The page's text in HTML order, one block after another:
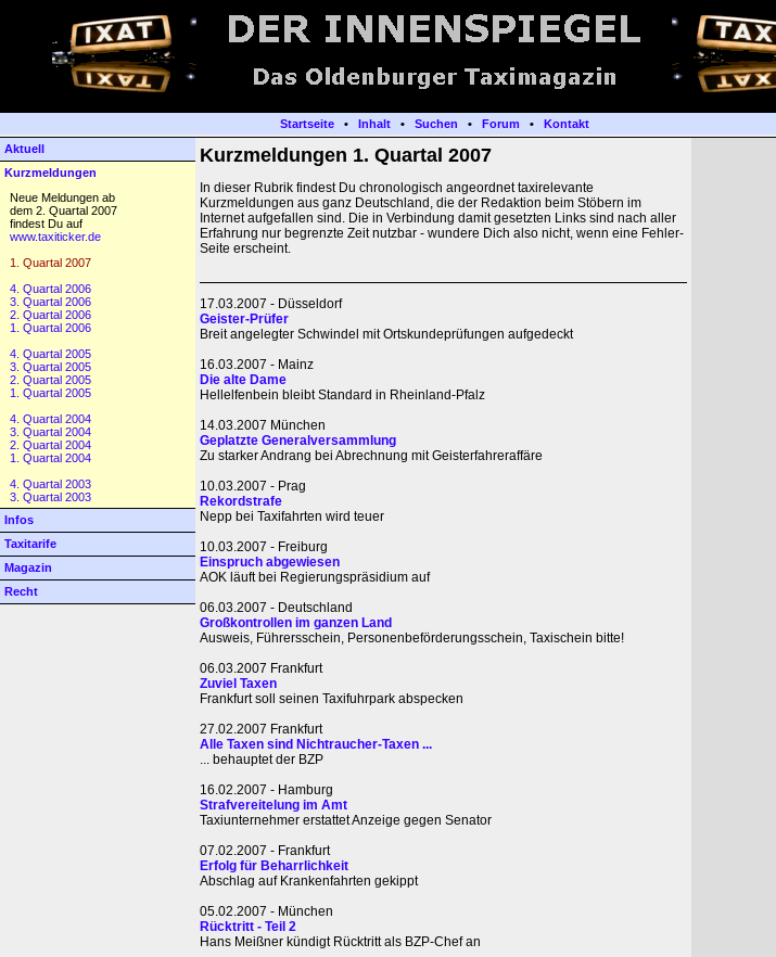
Startseite• Inhalt• Suchen • Forum •
Kontakt
Aktuell
Kurzmeldungen
Neue Meldungen ab
dem 2. Quartal 2007
findest Du auf
www.taxiticker.de
1. Quartal 2007
4. Quartal 2006
3. Quartal 2006
2. Quartal 2006
1. Quartal 2006
4. Quartal 2005
3. Quartal 2005
2. Quartal 2005
1. Quartal 2005
4. Quartal 2004
3. Quartal 2004
2. Quartal 2004
1. Quartal 2004
4. Quartal 2003
3. Quartal 2003
Infos
Taxitarife
Magazin
Recht
Kurzmeldungen 1. Quartal 2007
In dieser Rubrik findest Du chronologisch angeordnet taxirelevante
Kurzmeldungen aus ganz Deutschland, die der Redaktion beim Stöbern im
Internet aufgefallen sind. Die in Verbindung damit gesetzten Links sind nach aller
Erfahrung nur begrenzte Zeit nutzbar - wundere Dich also nicht, wenn eine Fehler-
Seite erscheint.
17.03.2007 - Düsseldorf
Geister-Prüfer
Breit angelegter Schwindel mit Ortskundeprüfungen aufgedeckt
16.03.2007 - Mainz
Die alte Dame
Hellelfenbein bleibt Standard in Rheinland-Pfalz
14.03.2007 München
Geplatzte Generalversammlung
Zu starker Andrang bei Abrechnung mit Geisterfahreraffäre
10.03.2007 - Prag
Rekordstrafe
Nepp bei Taxifahrten wird teuer
10.03.2007 - Freiburg
Einspruch abgewiesen
AOK läuft bei Regierungspräsidium auf
06.03.2007 - Deutschland
Großkontrollen im ganzen Land
Ausweis, Führersschein, Personenbeförderungsschein, Taxischein bitte!
06.03.2007 Frankfurt
Zuviel Taxen
Frankfurt soll seinen Taxifuhrpark abspecken
27.02.2007 Frankfurt
Alle Taxen sind Nichtraucher-Taxen ...
... behauptet der BZP
16.02.2007 - Hamburg
Strafvereitelung im Amt
Taxiunternehmer erstattet Anzeige gegen Senator
07.02.2007 - Frankfurt
Erfolg für Beharrlichkeit
Abschlag auf Krankenfahrten gekippt
05.02.2007 - München
Rücktritt - Teil 2
Hans Meißner kündigt Rücktritt als BZP-Chef an